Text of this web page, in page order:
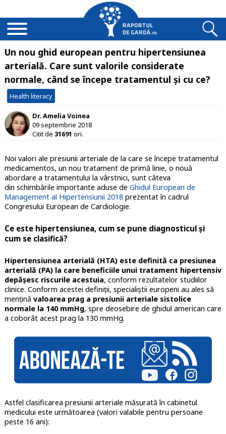
Un nou ghid european pentru hipertensiunea
arterială. Care sunt valorile considerate
normale, când se începe tratamentul și cu ce?
Health literacy
Dr. Amelia Voinea
09 septembrie 2018
Citit de 31691 ori.
Noi valori ale presiunii arteriale de la care se începe tratamentul
medicamentos, un nou tratament de primă linie, o nouă
abordare a tratamentului la vârstnici, sunt câteva
din schimbările importante aduse de Ghidul European de
Management al Hipertensiunii 2018prezentat în cadrul
Congresului European de Cardiologie.
Ce este hipertensiunea, cum se pune diagnosticul și
cum se clasifică?
Hipertensiunea arterială (HTA) este definită ca presiunea
arterială (PA) la care beneficiile unui tratament hipertensiv
depășesc riscurile acestuia, conform rezultatelor studiilor
clinice. Conform acestei definiții, specialiștii europeni au ales să
mențină valoarea prag a presiunii arteriale sistolice
normale la 140 mmHg, spre deosebire de ghidul american care
a coborât acest prag la 130 mmHg.
Astfel clasificarea presiunii arteriale măsurată în cabinetul
medicului este următoarea (valori valabile pentru persoane
peste 16 ani):